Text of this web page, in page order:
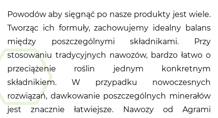
Powodów aby sięgnąć po nasze produkty jest wiele.
Tworząc ich formuły, zachowujemy idealny balans
między poszczególnymi składnikami. Przy
stosowaniu tradycyjnych nawozów, bardzo łatwo o
przeciążenie roślin jednym konkretnym
składnikiem. W przypadku nowoczesnych
rozwiązań, dawkowanie poszczególnych minerałów
jest znacznie łatwiejsze. Nawozy od Agrami